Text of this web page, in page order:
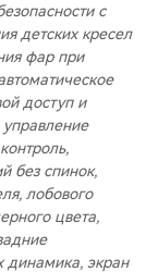
с
детских кресел
фар при
доступ и
управление
без спинок,
лобового
цвета,
динамика, экран